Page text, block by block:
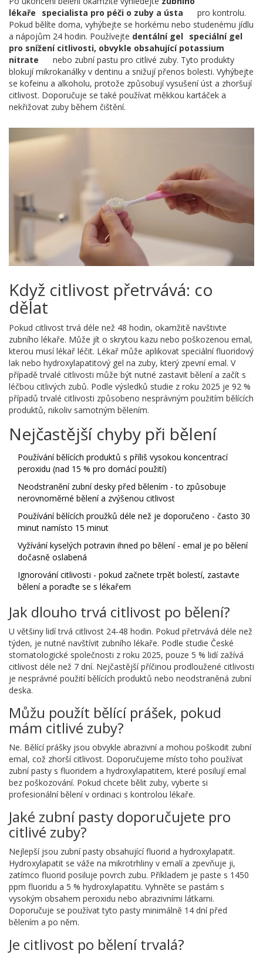
lékaře
specialista pro péči o zuby a ústa
pro kontrolu.
Pokud bělíte doma, vyhýbejte se horkému nebo studenému jídlu
a nápojům 24 hodin. Používejte dentální gel speciální gel
pro snížení citlivosti, obvykle obsahující potassium
nitrate
nebo zubní pastu pro citlivé zuby. Tyto produkty
blokují mikrokanálky v dentinu a snižují přenos bolesti. Vyhýbejte
se kofeinu a alkoholu, protože způsobují vysušení úst a zhoršují
citlivost. Doporučuje se také používat měkkou kartáček a
nekřižovat zuby během čištění.
Když citlivost přetrvává: co
dělat
Pokud citlivost trvá déle než 48 hodin, okamžitě navštivte
zubního lékaře. Může jít o skrytou kazu nebo poškozenou emal,
kterou musí lékař léčit. Lékař může aplikovat speciální fluoridový
lak nebo hydroxylapatitový gel na zuby, který zpevní emal. V
případě trvalé citlivosti může být nutné zastavit bělení a začít s
léčbou citlivých zubů. Podle výsledků studie z roku 2025 je 92 %
případů trvalé citlivosti způsobeno nesprávným použitím bělících
produktů, nikoliv samotným bělením.
Nejčastější chyby při bělení
Používání bělících produktů s příliš vysokou koncentrací
peroxidu (nad 15 % pro domácí použití)
Neodstranění zubní desky před bělením - to způsobuje
nerovnoměrné bělení a zvýšenou citlivost
Používání bělících proužků déle než je doporučeno - často 30
minut namísto 15 minut
Vyžívání kyselých potravin ihned po bělení - emal je po bělení
dočasně oslabená
Ignorování citlivosti - pokud začnete trpět bolestí, zastavte
bělení a poraďte se s lékařem
Jak dlouho trvá citlivost po bělení?
U většiny lidí trvá citlivost 24-48 hodin. Pokud přetrvává déle než
týden, je nutné navštívit zubního lékaře. Podle studie České
stomatologické společnosti z roku 2025, pouze 5 % lidí zažívá
citlivost déle než 7 dní. Nejčastější příčinou prodloužené citlivosti
je nesprávné použití bělících produktů nebo neodstraněná zubní
deska.
Můžu použít bělící prášek, pokud
mám citlivé zuby?
Ne. Bělící prášky jsou obvykle abrazivní a mohou poškodit zubní
emal, což zhorší citlivost. Doporučujeme místo toho používat
zubní pasty s fluoridem a hydroxylapatitem, které posilují emal
bez poškozování. Pokud chcete bělit zuby, vyberte si
profesionální bělení v ordinaci s kontrolou lékaře.
Jaké zubní pasty doporučujete pro
citlivé zuby?
Nejlepší jsou zubní pasty obsahující fluorid a hydroxylapatit.
Hydroxylapatit se váže na mikrotrhliny v emalí a zpevňuje ji,
zatímco fluorid posiluje povrch zubu. Příkladem je paste s 1450
ppm fluoridu a 5 % hydroxylapatitu. Vyhněte se pastám s
vysokým obsahem peroxidu nebo abrazivními látkami.
Doporučuje se používat tyto pasty minimálně 14 dní před
bělením a po něm.
Je citlivost po bělení trvalá?